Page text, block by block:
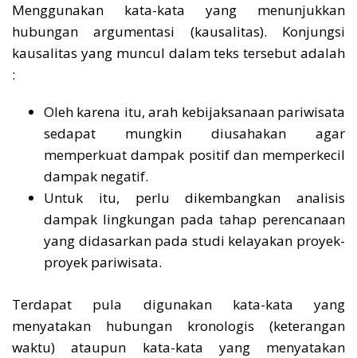
Menggunakan kata-kata yang menunjukkan
hubungan argumentasi (kausalitas). Konjungsi
kausalitas yang muncul dalam teks tersebut adalah
:
Oleh karena itu, arah kebijaksanaan pariwisata
sedapat mungkin diusahakan agar
memperkuat dampak positif dan memperkecil
dampak negatif.
Untuk itu, perlu dikembangkan analisis
dampak lingkungan pada tahap perencanaan
yang didasarkan pada studi kelayakan proyek-
proyek pariwisata.
Terdapat pula digunakan kata-kata yang
menyatakan hubungan kronologis (keterangan
waktu) ataupun kata-kata yang menyatakan